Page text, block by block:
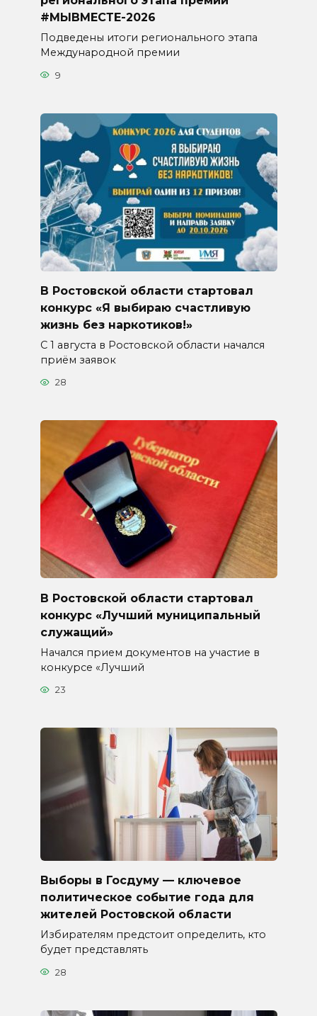
#МЫВМЕСТЕ-2026
Подведены итоги регионального этапа
Международной премии
9
В Ростовской области стартовал
конкурс «Я выбираю счастливую
жизнь без наркотиков!»
С 1 августа в Ростовской области начался
приём заявок
28
В Ростовской области стартовал
конкурс «Лучший муниципальный
служащий»
Начался прием документов на участие в
конкурсе «Лучший
23
Выборы в Госдуму — ключевое
политическое событие года для
жителей Ростовской области
Избирателям предстоит определить, кто
будет представлять
28